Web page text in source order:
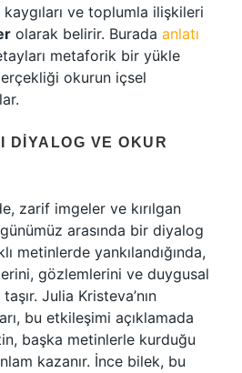
ve toplumla ilişkileri
olarak belirir. Burada anlatı
metaforik bir yükle
okurun içsel
DIYALOG VE OKUR
zarif imgeler ve kırılgan
arasında bir diyalog
metinlerde yankılandığında,
gözlemlerini ve duygusal
Julia Kristeva’nın
bu etkileşimi açıklamada
başka metinlerle kurduğu
kazanır. İnce bilek, bu